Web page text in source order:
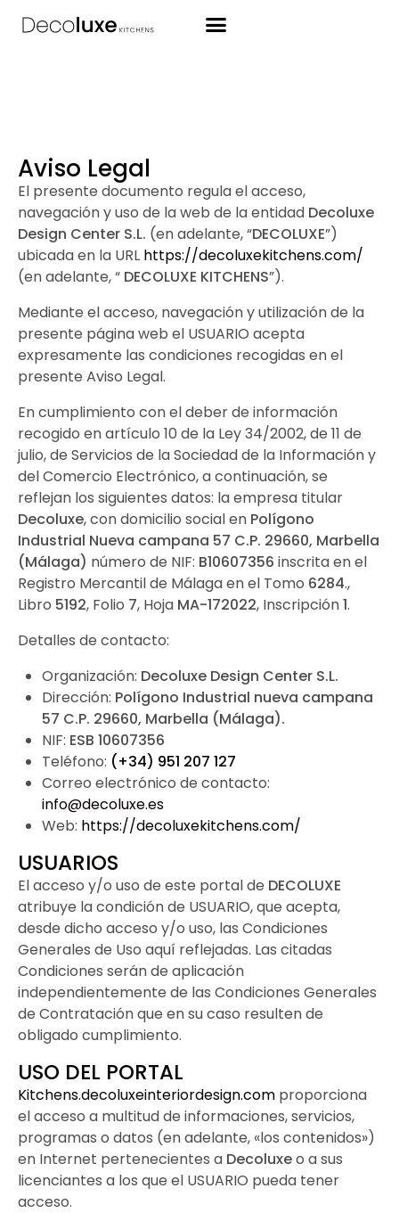
Aviso Legal
El presente documento regula el acceso,
navegación y uso de la web de la entidad Decoluxe
Design Center S.L. (en adelante, “DECOLUXE”)
ubicada en la URL https://decoluxekitchens.com/
(en adelante, “ DECOLUXE KITCHENS”).
Mediante el acceso, navegación y utilización de la
presente página web el USUARIO acepta
expresamente las condiciones recogidas en el
presente Aviso Legal.
En cumplimiento con el deber de información
recogido en artículo 10 de la Ley 34/2002, de 11 de
julio, de Servicios de la Sociedad de la Información y
del Comercio Electrónico, a continuación, se
reflejan los siguientes datos: la empresa titular
Decoluxe, con domicilio social en Polígono
Industrial Nueva campana 57 C.P. 29660, Marbella
(Málaga) número de NIF: B10607356 inscrita en el
Registro Mercantil de Málaga en el Tomo 6284.,
Libro 5192, Folio 7, Hoja MA-172022, Inscripción1.
Detalles de contacto:
Organización: Decoluxe Design Center S.L.
Dirección: Polígono Industrial nueva campana
57 C.P. 29660, Marbella (Málaga).
NIF: ESB 10607356
Teléfono: (+34) 951 207 127
Correo electrónico de contacto:
info@decoluxe.es
Web: https://decoluxekitchens.com/
USUARIOS
El acceso y/o uso de este portal de DECOLUXE
atribuye la condición de USUARIO, que acepta,
desde dicho acceso y/o uso, las Condiciones
Generales de Uso aquí reflejadas. Las citadas
Condiciones serán de aplicación
independientemente de las Condiciones Generales
de Contratación que en su caso resulten de
obligado cumplimiento.
USO DEL PORTAL
Kitchens.decoluxeinteriordesign.com proporciona
el acceso a multitud de informaciones, servicios,
programas o datos (en adelante, «los contenidos»)
en Internet pertenecientes a Decoluxeo a sus
licenciantes a los que el USUARIO pueda tener
acceso.